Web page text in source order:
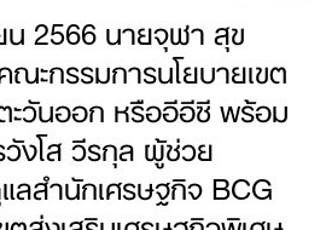
2566 นายจุฬา สุข
ะกรรมการนโยบายเขต
วันออก หรืออีอีซี พร้อม
งโส วีรกุล ผู้ช่วย
ลสำนักเศรษฐกิจ BCG